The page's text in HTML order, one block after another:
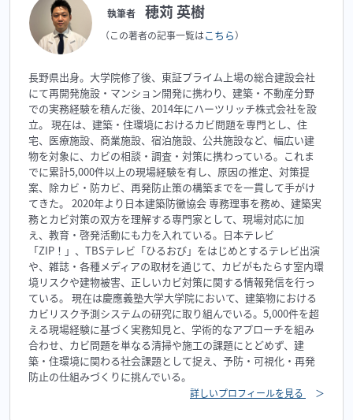
執筆者 穂苅 英樹
（この著者の記事一覧はこちら）
長野県出身。大学院修了後、東証プライム上場の総合建設会社
にて再開発施設・マンション開発に携わり、建築・不動産分野
での実務経験を積んだ後、2014年にハーツリッチ株式会社を設
立。 現在は、建築・住環境におけるカビ問題を専門とし、住
宅、医療施設、商業施設、宿泊施設、公共施設など、幅広い建
物を対象に、カビの相談・調査・対策に携わっている。これま
でに累計5,000件以上の現場経験を有し、原因の推定、対策提
案、除カビ・防カビ、再発防止策の構築までを一貫して手がけ
てきた。 2020年より日本建築防黴協会 専務理事を務め、建築実
務とカビ対策の双方を理解する専門家として、現場対応に加
え、教育・啓発活動にも力を入れている。日本テレビ
「ZIP！」、TBSテレビ「ひるおび」をはじめとするテレビ出演
や、雑誌・各種メディアの取材を通じて、カビがもたらす室内環
境リスクや建物被害、正しいカビ対策に関する情報発信を行っ
ている。 現在は慶應義塾大学大学院において、建築物における
カビリスク予測システムの研究に取り組んでいる。5,000件を超
える現場経験に基づく実務知見と、学術的なアプローチを組み
合わせ、カビ問題を単なる清掃や施工の課題にとどめず、建
築・住環境に関わる社会課題として捉え、予防・可視化・再発
防止の仕組みづくりに挑んでいる。
詳しいプロフィールを見る ＞